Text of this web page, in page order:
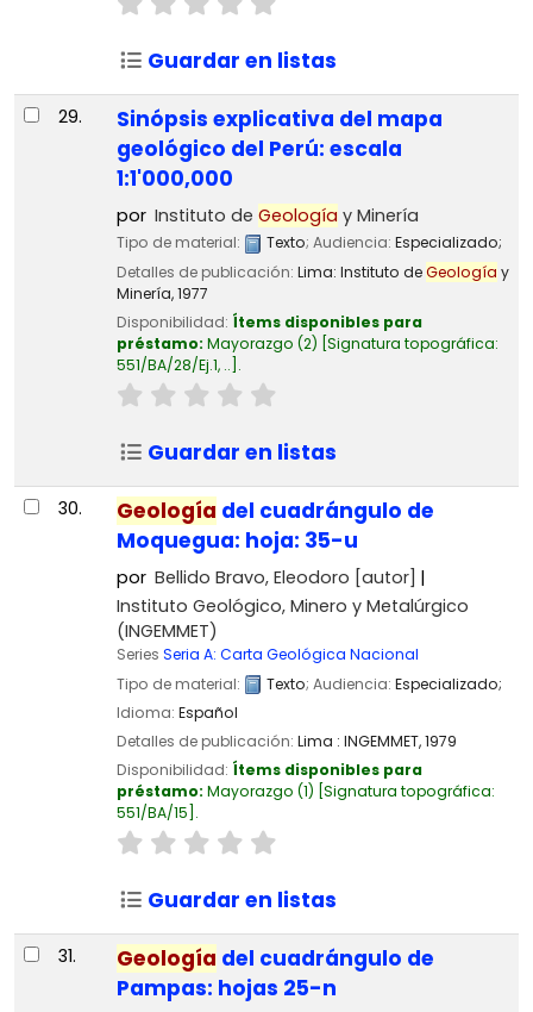
Guardar en listas
29.
Sinópsis explicativa del mapa
geológico del Perú: escala
1:1'000,000
por Instituto de Geología y Minería
Tipo de material: Texto; Audiencia: Especializado;
Detalles de publicación: Lima: Instituto deGeología y
Minería,1977
Disponibilidad: Ítems disponibles para
préstamo: Mayorazgo (2) Signatura topográfica:
551/BA/28/Ej.1, .. .
Guardar en listas
30. Geología del cuadrángulo de
Moquegua: hoja: 35-u
por Bellido Bravo, Eleodoro [autor]
Instituto Geológico, Minero y Metalúrgico
(INGEMMET)
Series Seria A: Carta Geológica Nacional
Tipo de material:
Texto; Audiencia: Especializado;
Idioma: Español
Detalles de publicación: Lima : INGEMMET,1979
Disponibilidad: Ítems disponibles para
préstamo: Mayorazgo (1) Signatura topográfica:
551/BA/15 .
Guardar en listas
31. Geología del cuadrángulo de
Pampas: hojas 25-n